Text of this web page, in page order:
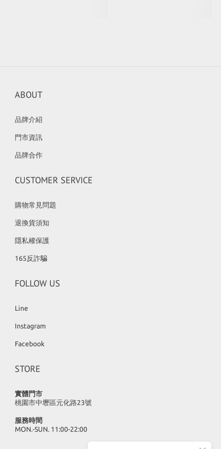
ABOUT
品牌介紹
門市資訊
品牌合作
CUSTOMER SERVICE
購物常見問題
退換貨須知
隱私權保護
165反詐騙
FOLLOW US
Line
Instagram
Facebook
STORE
實體門市
桃園市中壢區元化路23號
服務時間
MON.-SUN. 11:00-22:00